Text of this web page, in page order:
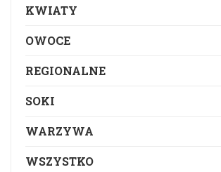
KWIATY
OWOCE
REGIONALNE
SOKI
WARZYWA
WSZYSTKO